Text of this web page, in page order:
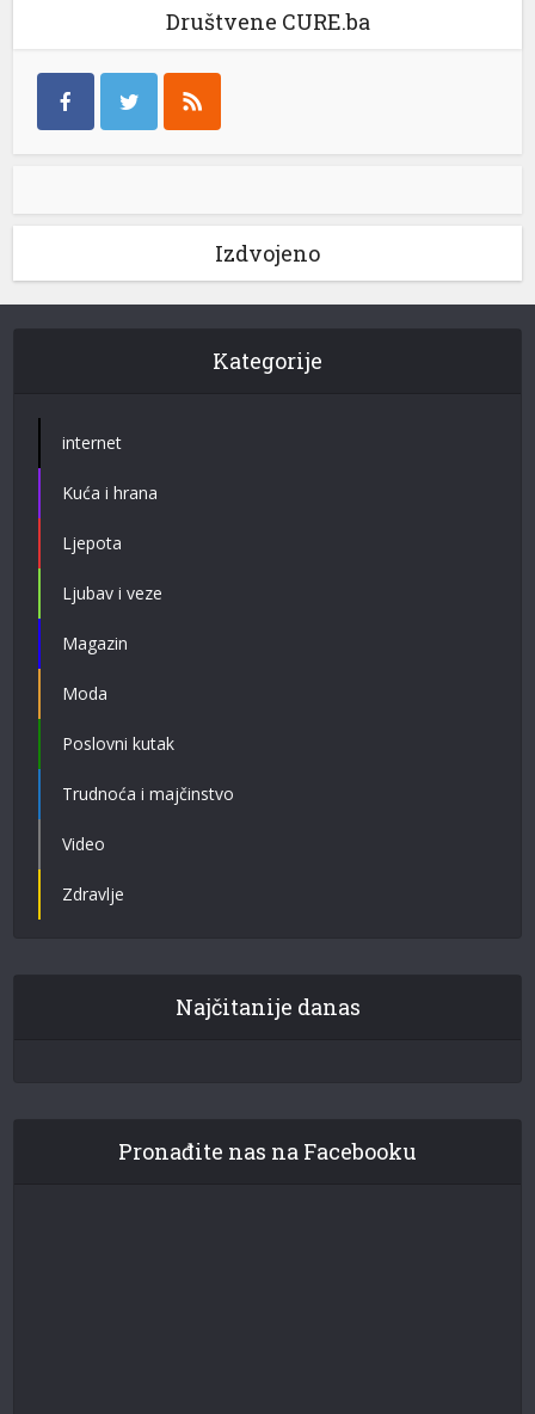
Društvene CURE.ba
Izdvojeno
Kategorije
internet
Kuća i hrana
Ljepota
Ljubav i veze
Magazin
Moda
Poslovni kutak
Trudnoća i majčinstvo
Video
Zdravlje
Najčitanije danas
Pronađite nas na Facebooku